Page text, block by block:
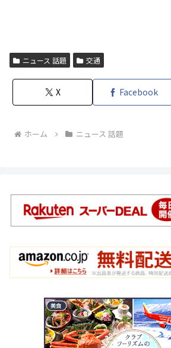
ニュース 話題 交通
X Facebook
ホーム ニュース 話題